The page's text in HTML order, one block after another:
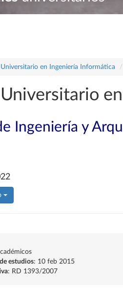
en Ingeniería Informática
Ingeniería y
estudios: 10 feb 2015
: RD 1393/2007